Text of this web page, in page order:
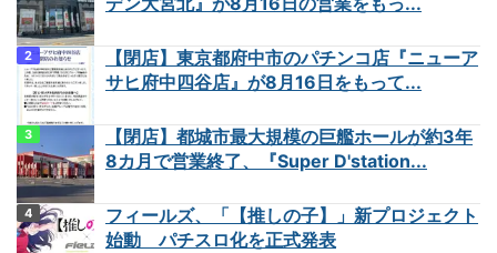
【閉店】東京都府中市のパチンコ店『ニューア
サヒ府中四谷店』が8月16日をもって...
【閉店】都城市最大規模の巨艦ホールが約3年
8カ月で営業終了、『Super D'station...
フィールズ、「【推しの子】」新プロジェクト
始動 パチスロ化を正式発表